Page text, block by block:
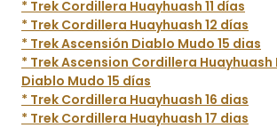
* Trek Cordillera Huayhuash 11 días
* Trek Cordillera Huayhuash 12 días
* Trek Ascensión Diablo Mudo 15 dias
* Trek Ascension Cordillera
Diablo Mudo 15 días
* Trek Cordillera Huayhuash 16 dias
* Trek Cordillera Huayhuash 17 dias